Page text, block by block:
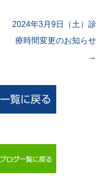
2024年3月9日（土）診
療時間変更のお知らせ
→